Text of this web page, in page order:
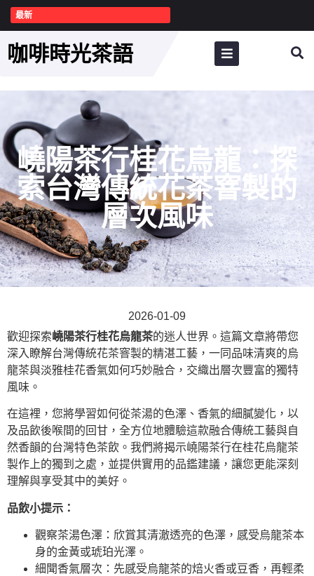
最新
咖啡時光茶語
嶢陽茶行桂花烏龍：探
索台灣傳統花茶窨製的
層次風味
2026-01-09
歡迎探索嶢陽茶行桂花烏龍茶的迷人世界。這篇文章將帶您
深入瞭解台灣傳統花茶窨製的精湛工藝，一同品味清爽的烏
龍茶與淡雅桂花香氣如何巧妙融合，交織出層次豐富的獨特
風味。
在這裡，您將學習如何從茶湯的色澤、香氣的細膩變化，以
及品飲後喉間的回甘，全方位地體驗這款融合傳統工藝與自
然香韻的台灣特色茶飲。我們將揭示嶢陽茶行在桂花烏龍茶
製作上的獨到之處，並提供實用的品鑑建議，讓您更能深刻
理解與享受其中的美好。
品飲小提示：
觀察茶湯色澤：欣賞其清澈透亮的色澤，感受烏龍茶本
身的金黃或琥珀光澤。
細聞香氣層次：先感受烏龍茶的焙火香或豆香，再輕柔